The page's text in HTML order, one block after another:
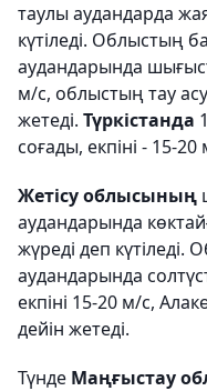
таулы аудандарда
күтіледі. Облыстың
аудандарында
м/с, облыстың тау
жетеді. Түркістанда
соғады, екпіні - 15-20
Жетісу облысының
аудандарында
жүреді деп
аудандарында
екпіні 15-20 м/с,
дейін жетеді.
Түнде Маңғыстау